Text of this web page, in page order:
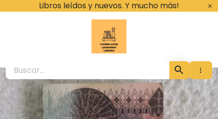
Libros leídos y nuevos. Y mucho más!
Cambalache